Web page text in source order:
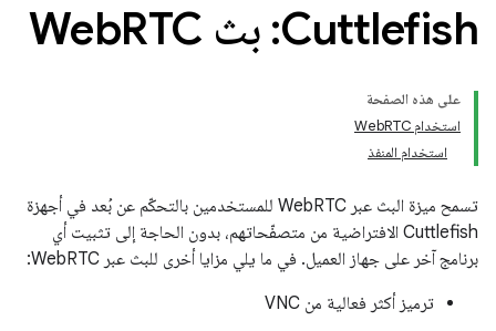
Cuttlefish: بث Web RTC
على هذه الصفحة
استخدام WebRTC
استخدام المنفذ
تسمح ميزة البث عبر WebRTC للمستخدمين بالتحكّم عن بُعد في أجهزة
Cuttlefish الافتراضية من متصفّحاتهم، بدون الحاجة إلى تثبيت أي
برنامج آخر على جهاز العميل. في ما يلي مزايا أخرى للبث عبر WebRTC:
ترميز أكثر فعالية من VNC